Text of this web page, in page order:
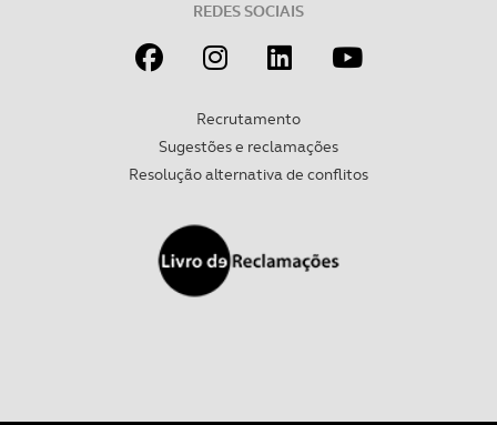
REDES SOCIAIS
Recrutamento
Sugestões e reclamações
Resolução alternativa de conflitos